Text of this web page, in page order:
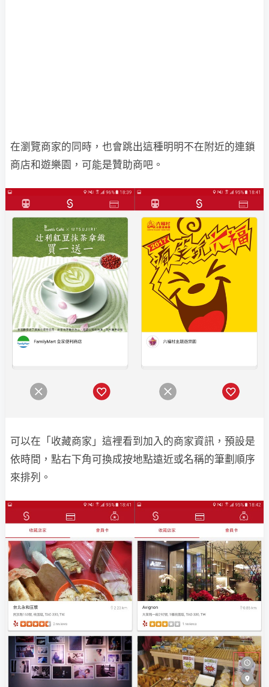
在瀏覽商家的同時，也會跳出這種明明不在附近的連鎖
商店和遊樂園，可能是贊助商吧。
可以在「收藏商家」這裡看到加入的商家資訊，預設是
依時間，點右下角可換成按地點遠近或名稱的筆劃順序
來排列。